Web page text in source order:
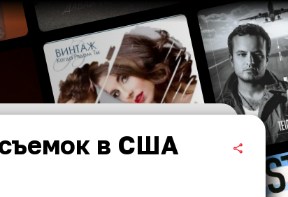
в США